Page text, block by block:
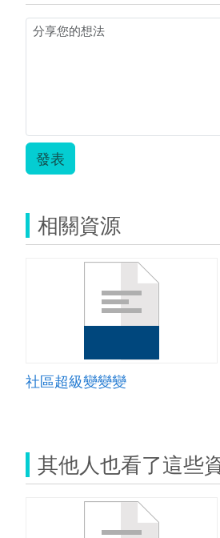
發表
相關資源
社區超級變變變
其他人也看了這些